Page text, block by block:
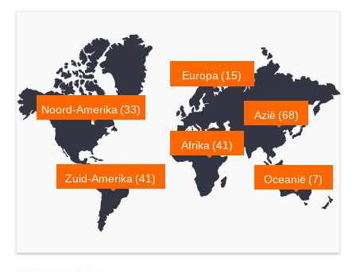
Europa (15)
Noord-Amerika (33) Azië (68)
Afrika (41)
Zuid-Amerika (41) Oceanië (7)